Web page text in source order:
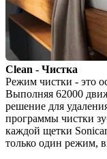
Clean - Чистка
Режим чистки - это
Выполняя 62000
решение для
программы чистки
каждой щетки
только один режим,